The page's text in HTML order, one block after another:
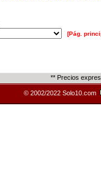
[Pág.
** Precios
© 2002/2022 Solo10.com